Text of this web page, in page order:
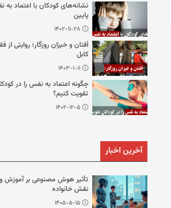
نشانه‌های کودکان با اعتماد به
پایین
۱۴۰۲-۱۱-۲۸
اُفتان و خیزان روزگار؛ روایتی از
کابل
۱۴۰۳-۱-۱۱
چگونه اعتماد به نفس را در
تقویت کنیم؟
۱۴۰۲-۱۲-۵
آخرین اخبار
تأثیر هوش مصنوعی بر آموزش و
نقش خانواده
۱۴۰۵-۵-۱۵